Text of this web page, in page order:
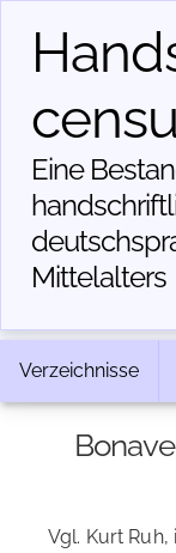
Eine
Mittelalters
Verzeichnisse
Vgl. Kurt Ruh,